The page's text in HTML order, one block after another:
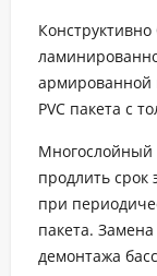
PVC пакета с
Многослойный
продлить срок
при
пакета.
демонтажа